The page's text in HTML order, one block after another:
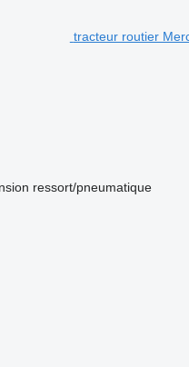
tracteur routier
ressort/pneumatique